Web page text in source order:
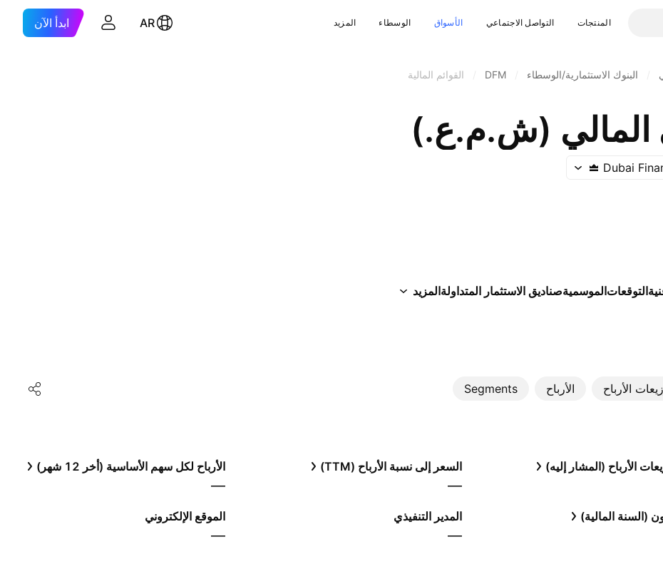
المنتجات التواصل الاجتماعي الأسواق الوسطاء المزيد AR ابدأ الآن
البنوك الاستثمارية/الوسطاء DFM القوائم المالية
(ش.م.ع.)
Dubai
التوقعاتالموسميةصناديق الاستثمار المتداولةالمزيد
الأرباح الأرباح Segments
الأرباح (المشار إليه) السعر إلى نسبة الأرباح (TTM)
—
الأرباح لكل سهم الأساسية (أخر 12 شهر)
—
(السنة المالية) المدير التنفيذي
—
الموقع الإلكتروني
—